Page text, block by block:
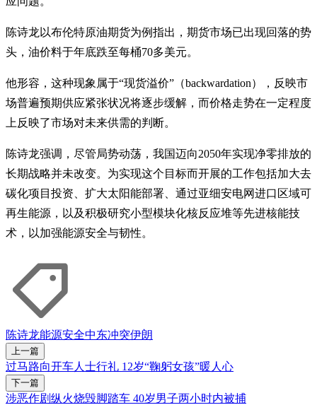
陈诗龙以布伦特原油期货为例指出，期货市场已出现回落的势
头，油价料于年底跌至每桶70多美元。
他形容，这种现象属于“现货溢价”（backwardation），反映市
场普遍预期供应紧张状况将逐步缓解，而价格走势在一定程度
上反映了市场对未来供需的判断。
陈诗龙强调，尽管局势动荡，我国迈向2050年实现净零排放的
长期战略并未改变。为实现这个目标而开展的工作包括加大去
碳化项目投资、扩大太阳能部署、通过亚细安电网进口区域可
再生能源，以及积极研究小型模块化核反应堆等先进核能技
术，以加强能源安全与韧性。
陈诗龙能源安全中东冲突伊朗
上一篇
过马路向开车人士行礼 12岁“鞠躬女孩”暖人心
下一篇
涉恶作剧纵火烧毁脚踏车 40岁男子两小时内被捕